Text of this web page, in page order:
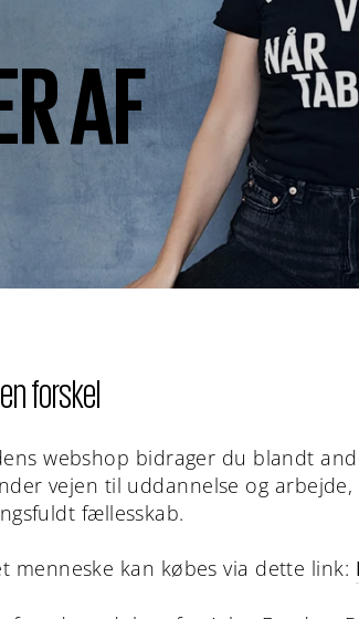
AF
forskel
webshop bidrager du blandt
vejen til uddannelse og arbejde,
fællesskab.
menneske kan købes via dette link: